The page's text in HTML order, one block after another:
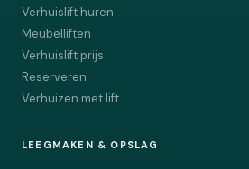
Verhuislift huren
Meubelliften
Verhuislift prijs
Reserveren
Verhuizen met lift
LEEGMAKEN & OPSLAG